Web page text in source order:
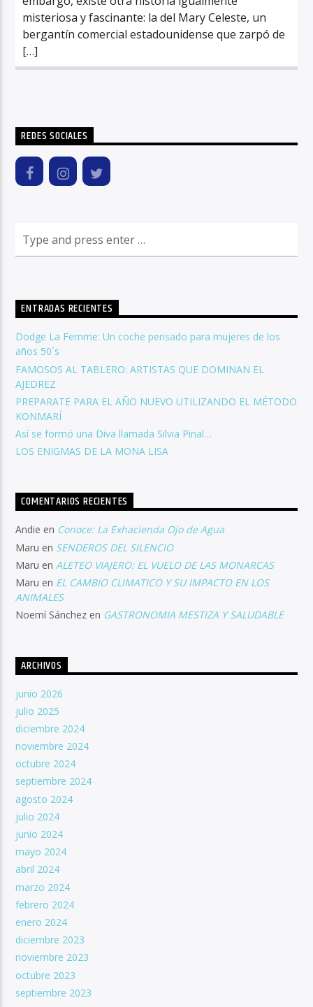
misteriosa y fascinante: la del Mary Celeste, un
bergantín comercial estadounidense que zarpó de
[…]
REDES SOCIALES
ENTRADAS RECIENTES
Dodge La Femme: Un coche pensado para mujeres de los
años 50´s
FAMOSOS AL TABLERO: ARTISTAS QUE DOMINAN EL
AJEDREZ
PREPARATE PARA EL AÑO NUEVO UTILIZANDO EL MÉTODO
KONMARÍ
Así se formó una Diva llamada Silvia Pinal…
LOS ENIGMAS DE LA MONA LISA
COMENTARIOS RECIENTES
Andie en Conoce: La Exhacienda Ojo de Agua
Maru en SENDEROS DEL SILENCIO
Maru en ALETEO VIAJERO: EL VUELO DE LAS MONARCAS
Maru en EL CAMBIO CLIMATICO Y SU IMPACTO EN LOS
ANIMALES
Noemí Sánchez en GASTRONOMIA MESTIZA Y SALUDABLE
ARCHIVOS
junio 2026
julio 2025
diciembre 2024
noviembre 2024
octubre 2024
septiembre 2024
agosto 2024
julio 2024
junio 2024
mayo 2024
abril 2024
marzo 2024
febrero 2024
enero 2024
diciembre 2023
noviembre 2023
octubre 2023
septiembre 2023